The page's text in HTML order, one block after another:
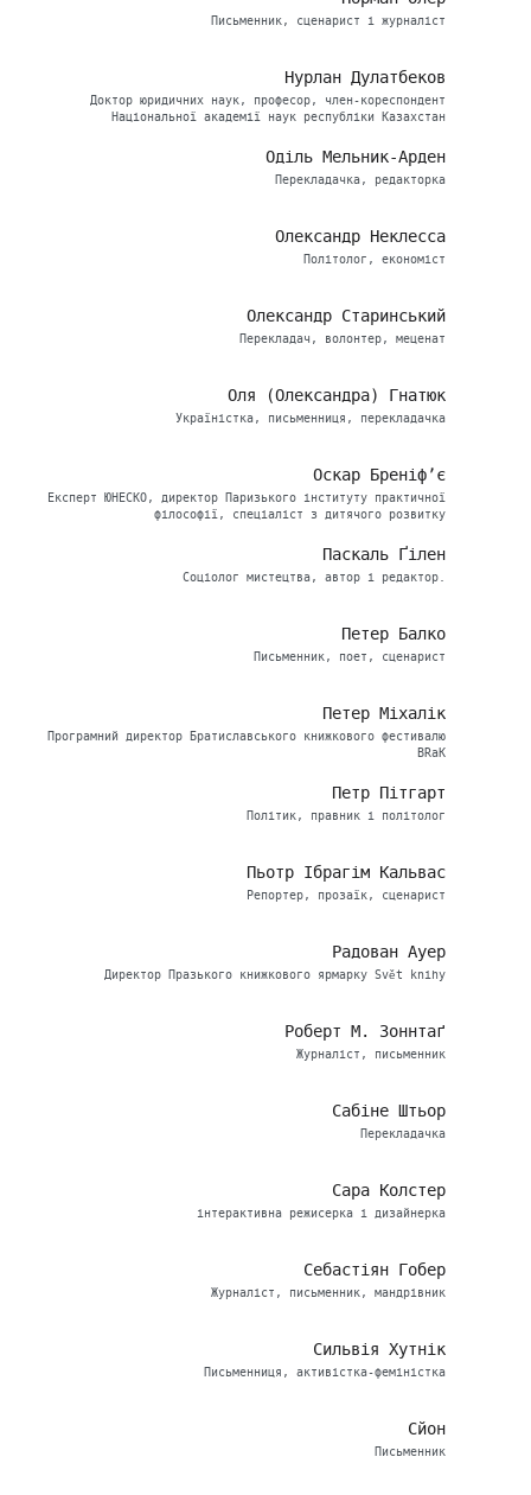
Письменник, сценарист і журналіст
Нурлан Дулатбеков
Доктор юридичних наук, професор, член-кореспондент
Національної академії наук республіки Казахстан
Оділь Мельник-Арден
Перекладачка, редакторка
Олександр Неклесса
Політолог, економіст
Олександр Старинський
Перекладач, волонтер, меценат
Оля (Олександра) Гнатюк
Україністка, письменниця, перекладачка
Оскар Бреніф’є
Eксперт ЮНЕСКО, директор Паризького інституту практичної
філософії, спеціаліст з дитячого розвитку
Паскаль Ґілен
Соціолог мистецтва, автор і редактор.
Петер Балко
Письменник, поет, сценарист
Петер Міхалік
Програмний директор Братиславського книжкового фестивалю
BRaK
Петр Пітгарт
Політик, правник і політолог
Пьотр Ібрагім Кальвас
Репортер, прозаїк, сценарист
Радован Ауер
Директор Празького книжкового ярмарку Svět knihy
Роберт М. Зоннтаґ
Журналіст, письменник
Сабіне Штьор
Перекладачка
Сара Колстер
інтерактивна режисерка і дизайнерка
Себастіян Гобер
Журналіст, письменник, мандрівник
Сильвія Хутнік
Письменниця, активістка-феміністка
Сйон
Письменник